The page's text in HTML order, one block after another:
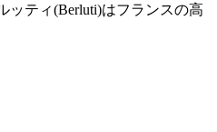
ッティ(Berluti)はフランスの高